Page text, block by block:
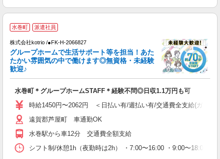
水巻町 派遣社員
株式会社kotrio /●FK-H-2066827
グループホームで生活サポート等を担当！あた
たかい雰囲気の中で働けます◎無資格・未経験
歓迎♪
水巻町＊グループホームSTAFF＊経験不問◎日収1.1万円も可
時給1450円〜2062円 ＜日払い有/週払い有/交通費全支給(ガソリ
遠賀郡芦屋町 車通勤OK
水巻駅から車12分 交通費全額支給
シフト制/休憩1h（夜勤時は2h） ・7:00〜16:00 ・9:00〜18:00